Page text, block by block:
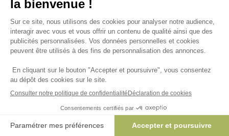
Chanvre 48% 15% 37%
Gris clair 44%
Anthracite 8% 3% 89%
Quelle visserie choisir ?